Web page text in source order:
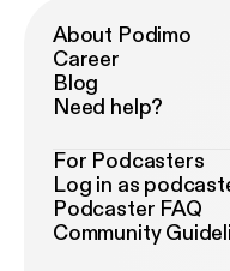
About Podimo
Career
Blog
Need help?
For Podcasters
Log in as
Podcaster FAQ
Community